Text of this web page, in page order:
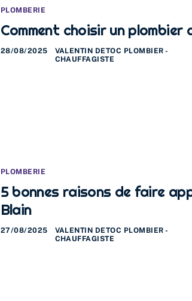
PLOMBERIE
Comment choisir un
28/08/2025
VALENTIN DETOC PLOMBIER -
CHAUFFAGISTE
PLOMBERIE
5 bonnes raisons de faire
Blain
27/08/2025
VALENTIN DETOC PLOMBIER -
CHAUFFAGISTE